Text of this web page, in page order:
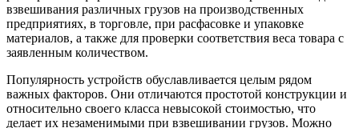
взвешивания различных грузов на производственных
предприятиях, в торговле, при расфасовке и упаковке
материалов, а также для проверки соответствия веса товара с
заявленным количеством.
Популярность устройств обуславливается целым рядом
важных факторов. Они отличаются простотой конструкции и
относительно своего класса невысокой стоимостью, что
делает их незаменимыми при взвешивании грузов. Можно